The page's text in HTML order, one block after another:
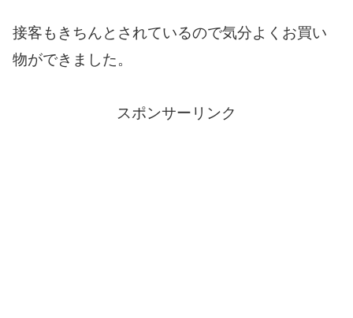
接客もきちんとされているので気分よくお買い
物ができました。
スポンサーリンク